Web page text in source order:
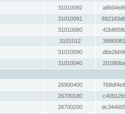
31010092
31010091
31010080
3101012
31010090
31010040
26900400
26700180
26700200